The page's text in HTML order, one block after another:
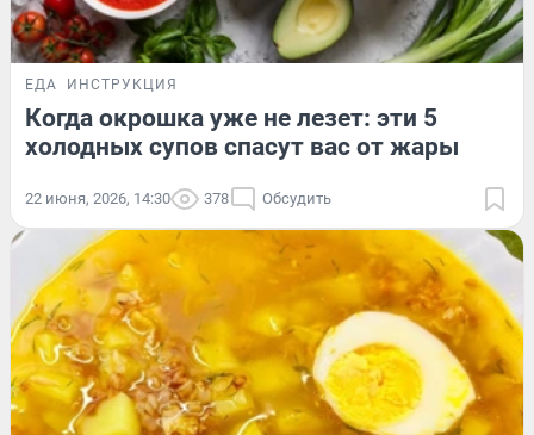
ЕДА ИНСТРУКЦИЯ
Когда окрошка уже не лезет: эти 5
холодных супов спасут вас от жары
22 июня, 2026, 14:30 378 Обсудить